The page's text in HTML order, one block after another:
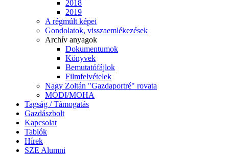
2018
2019
A régmúlt képei
Gondolatok, visszaemlékezések
Archív anyagok
Dokumentumok
Könyvek
Bemutatófájlok
Filmfelvételek
Nagy Zoltán "Gazdaportré" rovata
MÓDI/MOHA
Tagság / Támogatás
Gazdászbolt
Kapcsolat
Tablók
Hírek
SZE Alumni